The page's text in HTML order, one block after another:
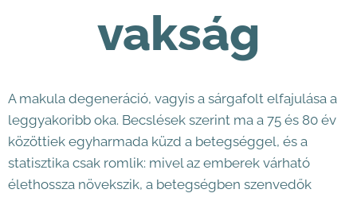
vakság
A makula degeneráció, vagyis a sárgafolt elfajulása a
leggyakoribb oka. Becslések szerint ma a 75 és 80 év
közöttiek egyharmada küzd a betegséggel, és a
statisztika csak romlik: mivel az emberek várható
élethossza növekszik, a betegségben szenvedők